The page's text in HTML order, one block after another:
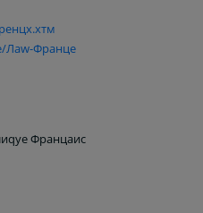
Лаw-Франце
Францаис